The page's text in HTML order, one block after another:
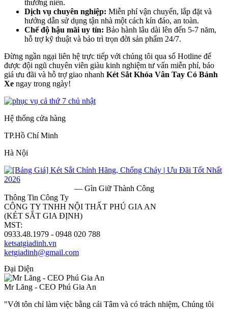
thường niên.
Dịch vụ chuyên nghiệp: Miễn phí vận chuyển, lắp đặt và
hướng dẫn sử dụng tận nhà một cách kín đáo, an toàn.
Chế độ hậu mãi uy tín: Bảo hành lâu dài lên đến 5-7 năm,
hỗ trợ kỹ thuật và bảo trì trọn đời sản phẩm 24/7.
Đừng ngần ngại liên hệ trực tiếp với chúng tôi qua số Hotline để
được đội ngũ chuyên viên giàu kinh nghiệm tư vấn miễn phí, báo
giá ưu đãi và hỗ trợ giao nhanh Két Sắt Khóa Vân Tay Có Bánh
Xe ngay trong ngày!
Hệ thống cửa hàng
TP.Hồ Chí Minh
Hà Nội
— Gìn Giữ Thành Công
Thông Tin Công Ty
CÔNG TY TNHH NỘI THẤT PHÚ GIA AN
(KÉT SẮT GIA ĐỊNH)
MST:
0933.48.1979 - 0948 020 788
ketsatgiadinh.vn
ketgiadinh@gmail.com
Đại Diện
Mr Lăng - CEO Phú Gia An
"Với tôn chỉ làm việc bằng cái Tâm và có trách nhiệm, Chúng tôi